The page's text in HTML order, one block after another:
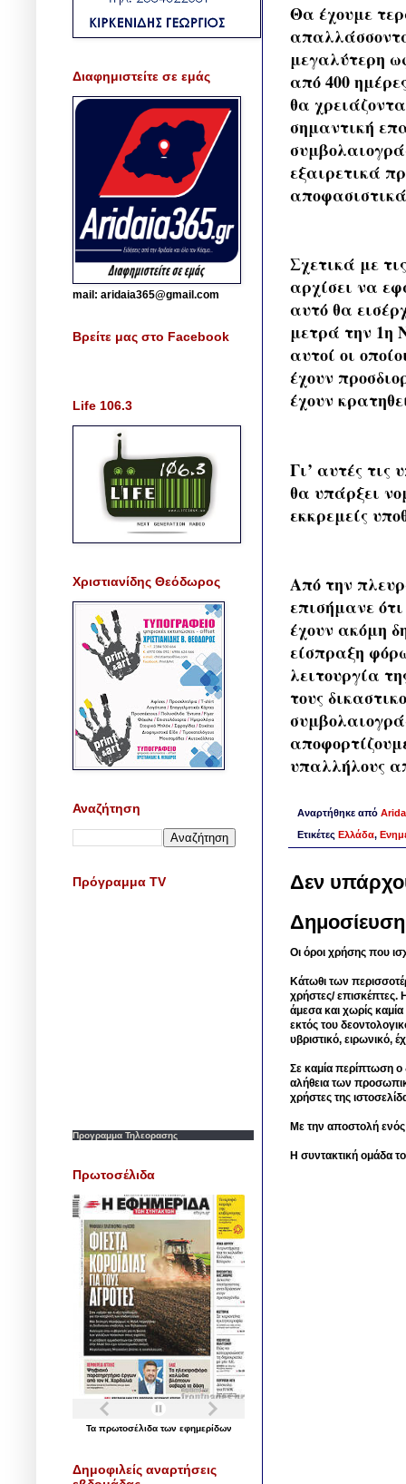
Θα έχουμε
μεγαλύτερη
από 400
θα
σημαντική
εξαιρετικά
Σχετικά με
αρχίσει να
αυτό θα
μετρά την 1η
αυτοί οι
έχουν
έχουν
Γι’ αυτές τις
θα υπάρξει
εκκρεμείς
Από την
επισήμανε
έχουν ακόμη
είσπραξη
λειτουργία
τους
υπαλλήλους
Αναρτήθηκε από
Ετικέτες Ελλάδα,
Δεν
Οι όροι χρήσης που
Κάτωθι των
χρήστες/ επισκέπτες.
άμεσα και χωρίς
εκτός του
υβριστικό, ειρωνικό,
Σε καμία περίπτωση ο
αλήθεια των
χρήστες της
Με την αποστολή
Η συντακτική ομάδα
Διαφημιστείτε σε εμάς
mail: aridaia365@gmail.com
Βρείτε μας στο Facebook
Life 106.3
Χριστιανίδης Θεόδωρος
Αναζήτηση
Πρόγραμμα TV
Προγραμμα Τηλεορασης
Πρωτοσέλιδα
Τα πρωτοσέλιδα των εφημερίδων
Δημοφιλείς αναρτήσεις